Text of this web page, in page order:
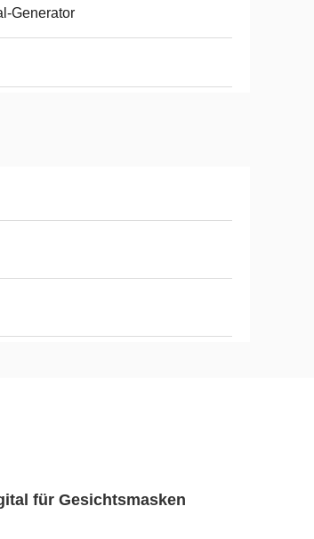
Generator
für Gesichtsmasken